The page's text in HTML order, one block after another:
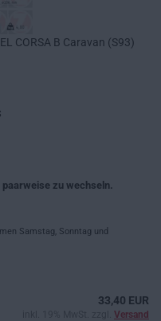
CORSA B Caravan (S93)
zu wechseln.
Samstag, Sonntag und
33,40 EUR
Versand